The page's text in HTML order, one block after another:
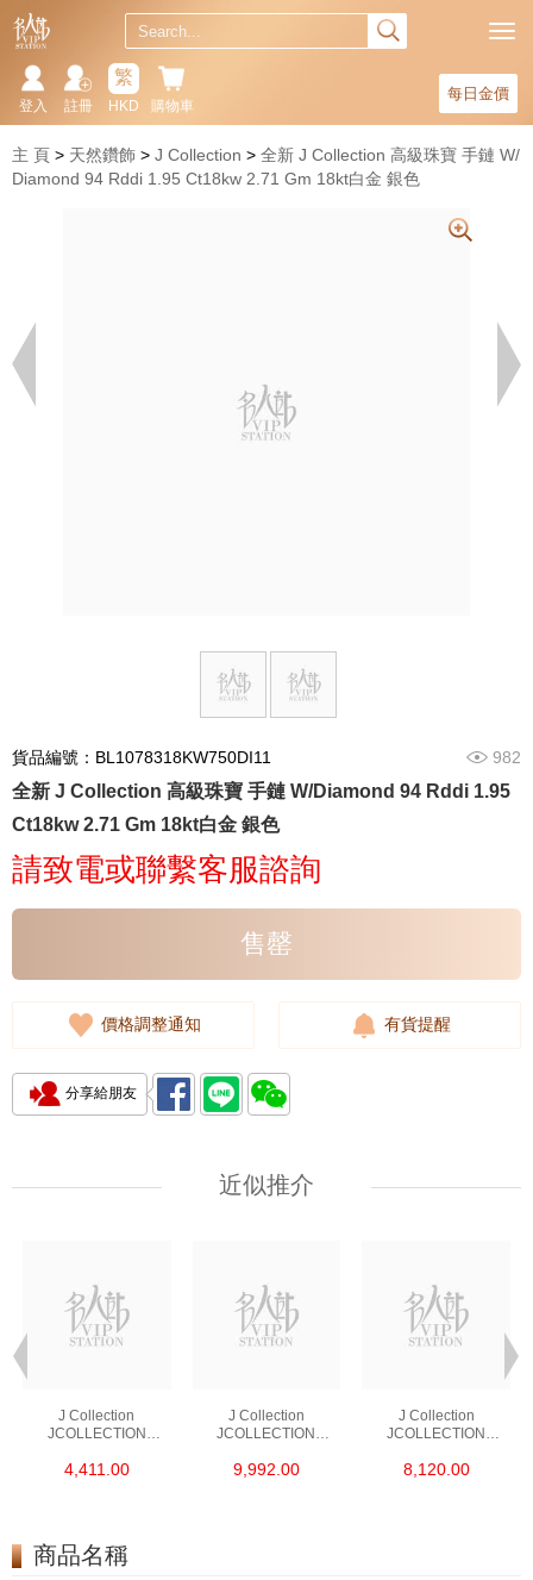
每日金價
購物車
繁
HKD
註冊
登入
主 頁 天然鑽飾 J Collection
全新 J Collection 高級珠寶 手鏈 W/
Diamond 94 Rddi 1.95 Ct18kw 2.71 Gm 18kt白金 銀色
貨品編號：BL1078318KW750DI11 982
全新 J Collection 高級珠寶 手鏈 W/Diamond 94 Rddi 1.95
Ct18kw 2.71 Gm 18kt白金 銀色
請致電或聯繫客服諮詢
售罄
價格調整通知 有貨提醒
分享給朋友
近似推介
J Collection
JCOLLECTION
RDDI 0.48 CT18KR
4,411.00
J Collection
JCOLLECTION
RDDI 1.34 CT18KW
9,992.00
J Collection
JCOLLECTION
W/DIAMOND 7
8,120.00
商品名稱